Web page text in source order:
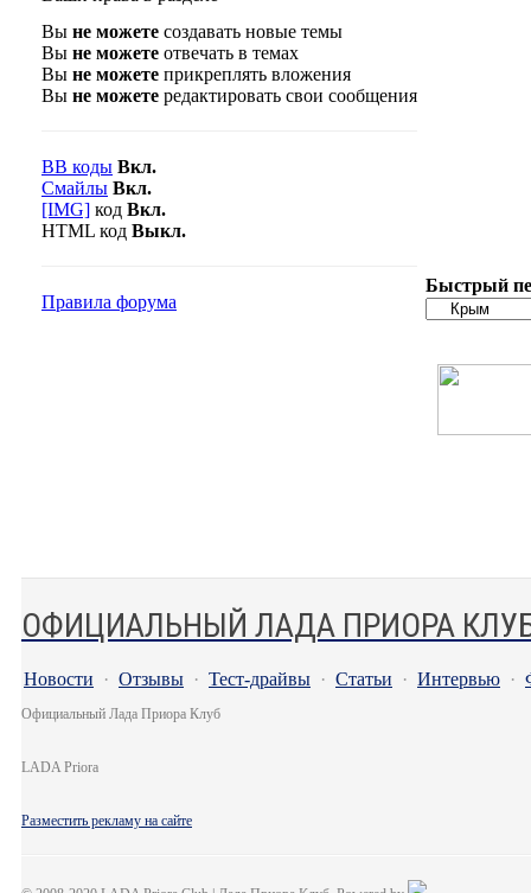
Вы не можете создавать новые темы
Вы не можете отвечать в темах
Вы не можете прикреплять вложения
Вы не можете редактировать свои сообщения
BB коды Вкл.
Смайлы Вкл.
[IMG] код Вкл.
HTML код Выкл.
Правила форума
Быстрый
ОФИЦИАЛЬНЫЙ ЛАДА ПРИОРА
Новости · Отзывы · Тест-драйвы · Статьи · Интервью ·
Официальный Лада Приора Клуб
LADA Priora
Разместить рекламу на сайте